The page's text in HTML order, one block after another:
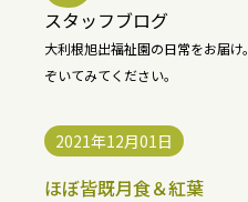
スタッフブログ
大利根旭出福祉園の日常をお届け。
ぞいてみてください。
2021年12月01日
ほぼ皆既月食＆紅葉